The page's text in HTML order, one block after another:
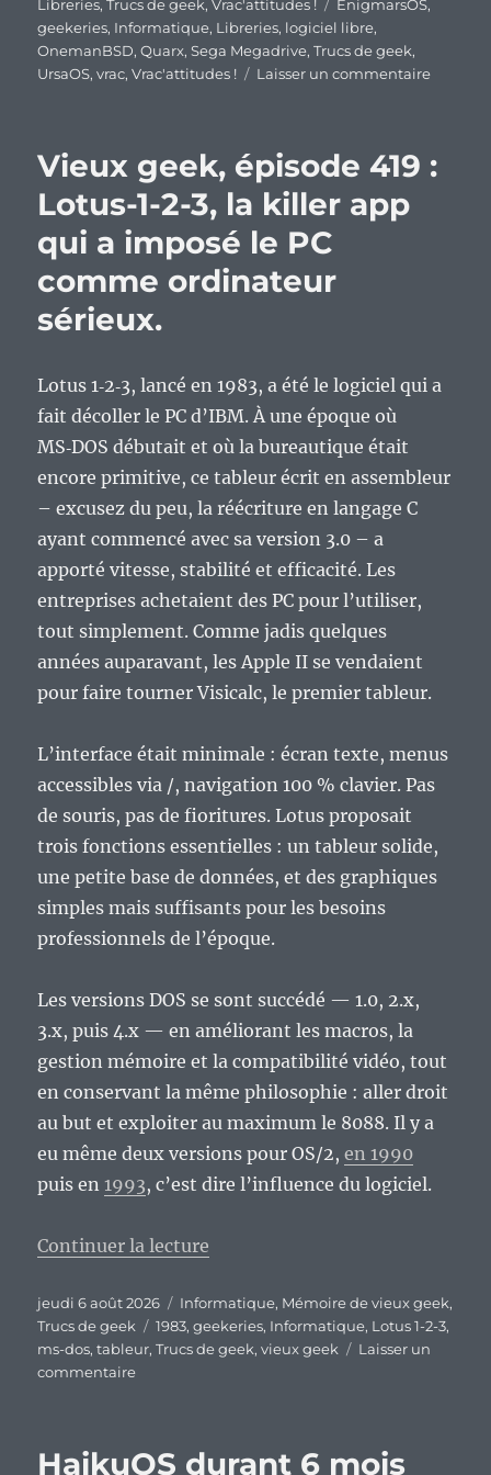
le
Libreries,Trucs de geek,Vrac'attitudes ! Étiquettes
EnigmarsOS,
geekeries, Informatique, Libreries, logiciel libre,
OnemanBSD,Quarx,Sega Megadrive,Trucs de geek,
UrsaOS,vrac,Vrac'attitudes ! Laisser un commentairesur
fin
Vieux geek, épisode 419 :
Lotus-1-2-3, la killer app
qui a imposé le PC
comme ordinateur
sérieux.
Lotus 1‑2‑3, lancé en 1983, a été le logiciel qui a
fait décoller le PC d’IBM. À une époque où
MS‑DOS débutait et où la bureautique était
encore primitive, ce tableur écrit en assembleur
– excusez du peu, la réécriture en langage C
ayant commencé avec sa version 3.0 – a
apporté vitesse, stabilité et efficacité. Les
entreprises achetaient des PC pour l’utiliser,
tout simplement. Comme jadis quelques
années auparavant, les Apple II se vendaient
pour faire tourner Visicalc, le premier tableur.
L’interface était minimale : écran texte, menus
accessibles via /, navigation 100 % clavier. Pas
de souris, pas de fioritures. Lotus proposait
trois fonctions essentielles : un tableur solide,
une petite base de données, et des graphiques
simples mais suffisants pour les besoins
professionnels de l’époque.
Les versions DOS se sont succédé — 1.0, 2.x,
3.x, puis 4.x — en améliorant les macros, la
gestion mémoire et la compatibilité vidéo, tout
en conservant la même philosophie : aller droit
au but et exploiter au maximum le 8088. Il y a
eu même deux versions pour OS/2,en 1990
puis en1993, c’est dire l’influence du logiciel.
Continuer la lecture
Publié
le
jeudi 6 août 2026 Catégories
Informatique, Mémoire de vieux geek,
Trucs de geek
Étiquettes
1983,geekeries, Informatique, Lotus 1-2-3,
ms-dos,tableur,Trucs de geek,vieux geek
Laisser un
commentairesur
419
HaikuOS durant 6 mois